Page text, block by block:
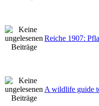
Reiche 1907:
A wildlife guide